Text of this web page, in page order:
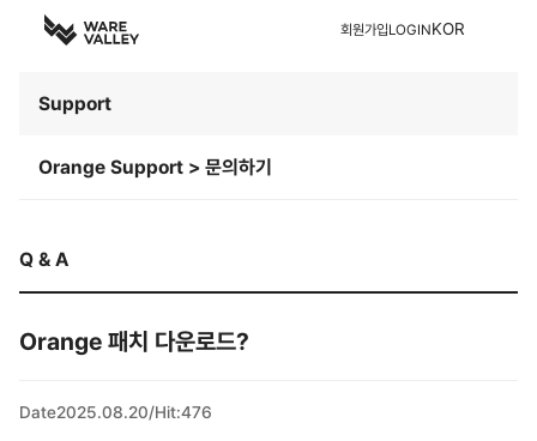
회원가입LOGINKOR
Support
Orange Support > 문의하기
Q & A
Orange 패치 다운로드?
Date2025.08.20/Hit:476